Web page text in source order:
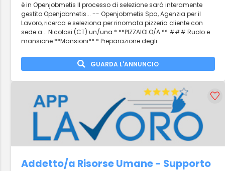
è in Openjobmetis Il processo di selezione sarà interamente
gestito Openjobmetis... -- Openjobmetis Spa, Agenzia per il
Lavoro, ricerca e seleziona per rinomata pizzeria cliente con
sede a... Nicolosi (CT) un/una * **PIZZAIOLO/A.** ### Ruolo e
mansione **Mansioni** * Preparazione degli...
GUARDA L'ANNUNCIO
Addetto/a Risorse Umane - Supporto